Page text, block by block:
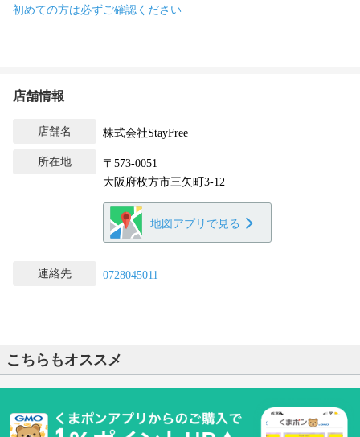
初めての方は必ずご確認ください
店舗情報
店舗名 株式会社StayFree
所在地
〒573-0051
大阪府枚方市三矢町3-12
地図アプリで見る
連絡先 0728045011
こちらもオススメ